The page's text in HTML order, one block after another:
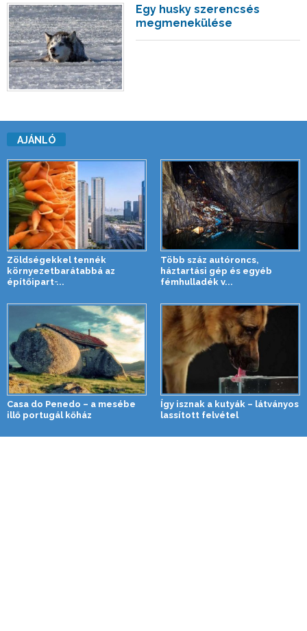
Egy husky szerencsés
megmenekülése
AJÁNLÓ
Zöldségekkel tennék
környezetbarátabbá az
építőipart ̵...
Több száz autóroncs,
háztartási gép és egyéb
fémhulladék v...
Casa do Penedo – a mesébe
illő portugál kőház
Így isznak a kutyák – látványos
lassított felvétel